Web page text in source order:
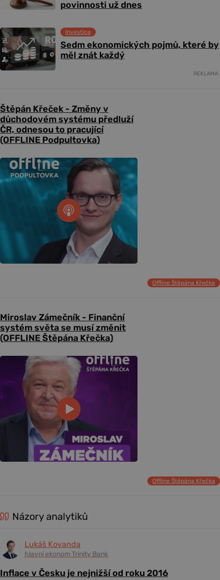
povinnosti už dnes
Sedm ekonomických pojmů, které by
měl znát každý
Investice
REKLAMA
Štěpán Křeček - Změny v
důchodovém systému předluží
ČR, odnesou to pracující
(OFFLINE Podpultovka)
Offline Štěpána Křečka
Miroslav Zámečník - Finanční
systém světa se musí změnit
(OFFLINE Štěpána Křečka)
Offline Štěpána Křečka
Názory analytiků
Lukáš Kovanda
hlavní ekonom Trinity Bank
Inflace v Česku je nejnižší od roku 2016